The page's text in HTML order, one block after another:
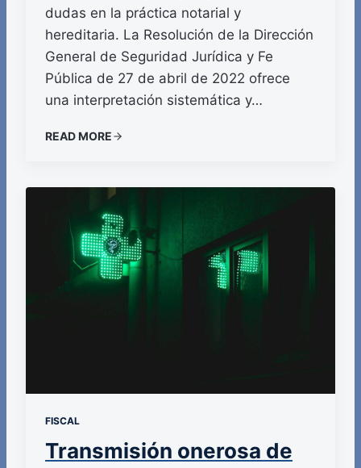
dudas en la práctica notarial y
hereditaria. La Resolución de la Dirección
General de Seguridad Jurídica y Fe
Pública de 27 de abril de 2022 ofrece
una interpretación sistemática y…
READ MORE
FISCAL
Transmisión onerosa de